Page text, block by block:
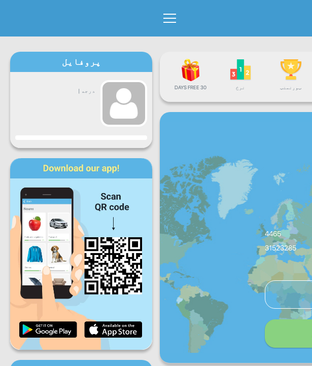
ټورنمنټ نرخ 30 DAYS FREE
4465
31523285
پروفایل
درجه |
جاري
دوشنبه سه پنجشنبه
جمعې
ورځ
شنبه یکشنبه
ورځنی پرمختګ
میاشتنی پرمختګ
ټول ټال جريان